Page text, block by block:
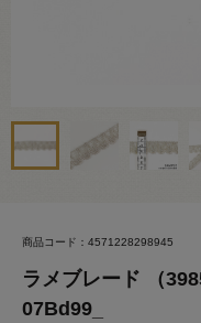
商品コード：4571228298945
ラメブレード （
07Bd99_